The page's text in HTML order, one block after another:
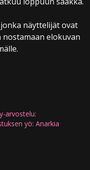
näyttelijät ovat
elokuvan
arvostelu:
yö: Anarkia